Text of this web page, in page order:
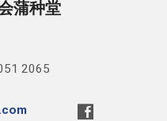
蒲种堂
2065